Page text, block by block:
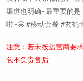
渠道也明确~最重要的
啦~🤩 #移动套餐 #玄鹤
注意：若未按运营商要
包不负责售后